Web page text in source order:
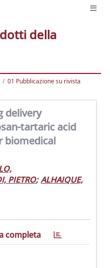
della
01 Pubblicazione su rivista
delivery
tartaric acid
biomedical
PIETRO; ALHAIQUE,
completa